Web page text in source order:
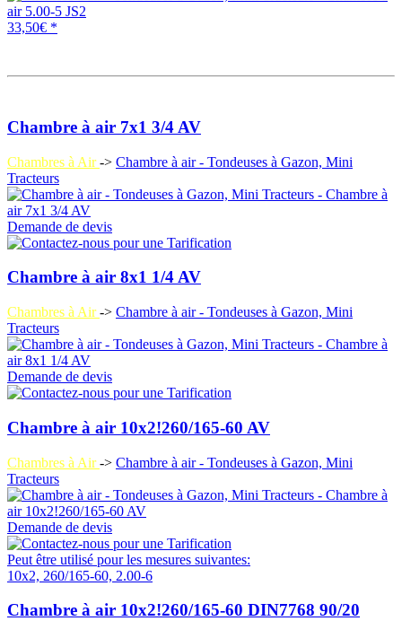
33,50€ *
Chambre à air 7x1 3/4 AV
Chambres à Air-> Chambre à air - Tondeuses à Gazon, Mini
Tracteurs
Demande de devis
Chambre à air 8x1 1/4 AV
Chambres à Air-> Chambre à air - Tondeuses à Gazon, Mini
Tracteurs
Demande de devis
Chambre à air 10x2!260/165-60 AV
Chambres à Air-> Chambre à air - Tondeuses à Gazon, Mini
Tracteurs
Demande de devis
Peut être utilisé pour les mesures suivantes:
10x2, 260/165-60, 2.00-6
Chambre à air 10x2!260/165-60 DIN7768 90/20